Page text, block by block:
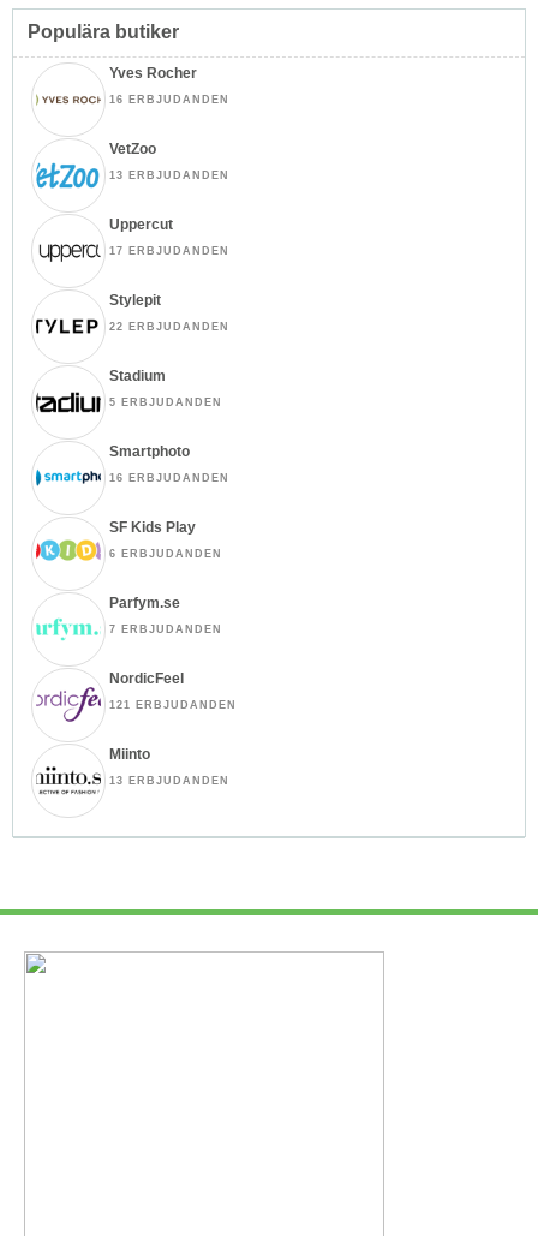
Populära butiker
Yves Rocher
16 ERBJUDANDEN
VetZoo
13 ERBJUDANDEN
Uppercut
17 ERBJUDANDEN
Stylepit
22 ERBJUDANDEN
Stadium
5 ERBJUDANDEN
Smartphoto
16 ERBJUDANDEN
SF Kids Play
6 ERBJUDANDEN
Parfym.se
7 ERBJUDANDEN
NordicFeel
121 ERBJUDANDEN
Miinto
13 ERBJUDANDEN